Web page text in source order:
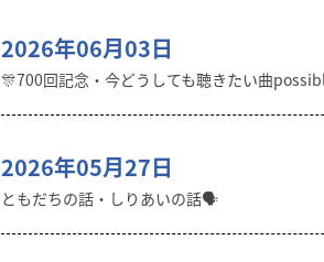
2026年06月03日
🎊700回記念・今どうしても聴きたい曲
2026年05月27日
ともだちの話・しりあいの話🗣️